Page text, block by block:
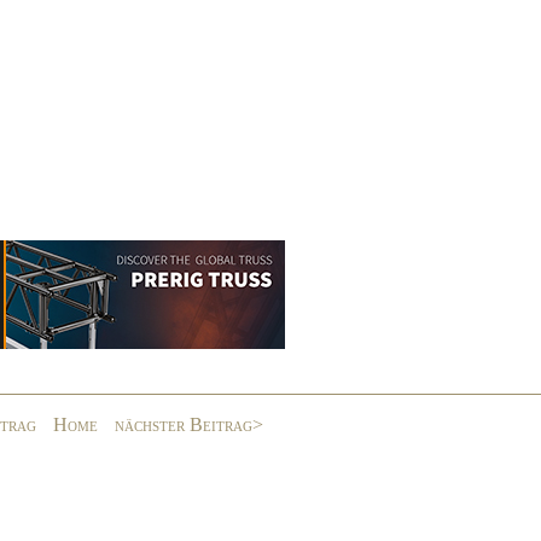
Home nächster Beitrag>